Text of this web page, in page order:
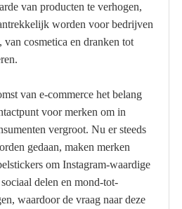
van producten te verhogen,
worden voor bedrijven
cosmetica en dranken tot
van e-commerce het belang
voor merken om in
vergroot. Nu er steeds
gedaan, maken merken
om Instagram-waardige
delen en mond-tot-
waardoor de vraag naar deze